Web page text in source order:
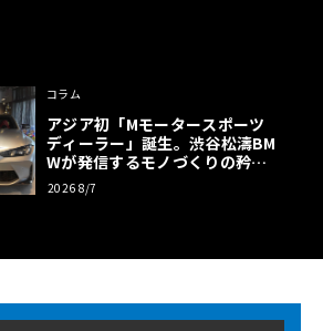
コラム
アジア初「Mモータースポーツ
ディーラー」誕生。渋谷松濤BM
Wが発信するモノづくりの矜持
【木下隆之コラム】
2026 8/7